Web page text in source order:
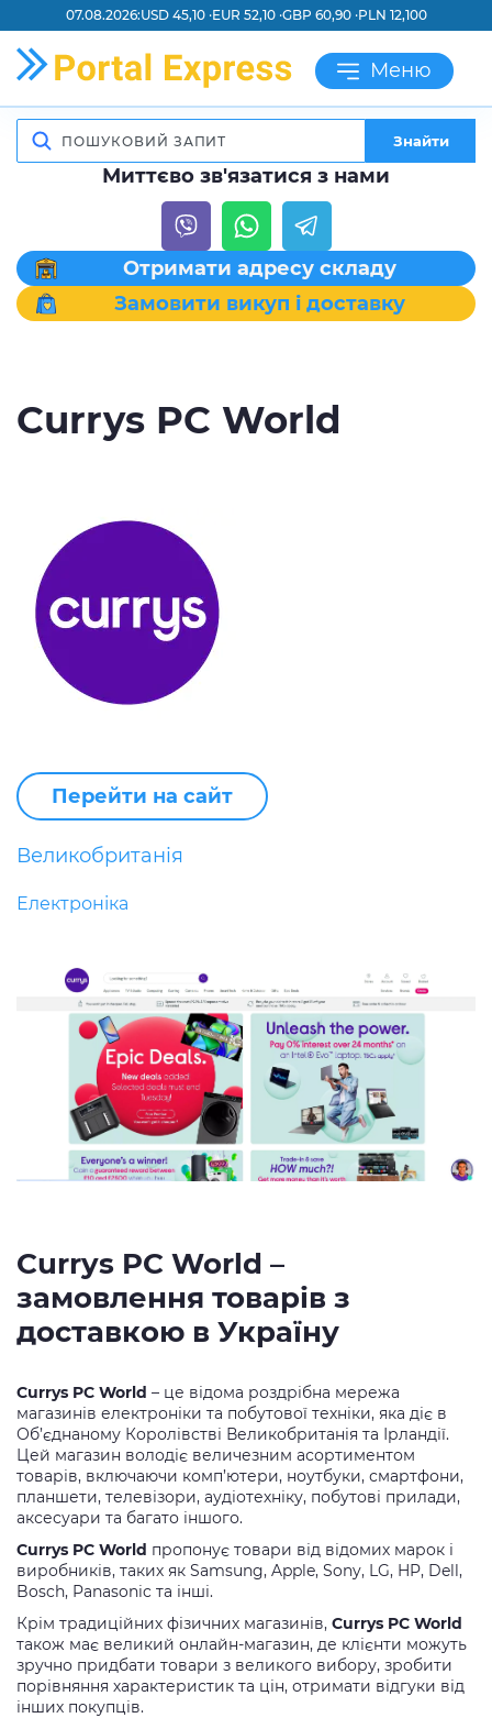
07.08.2026:USD 45,10 ·EUR 52,10 ·GBP 60,90 ·PLN 12,100
Меню
Знайти
Миттєво зв'язатися з нами
Отримати адресу складу
Замовити викуп і доставку
Currys PC World
Перейти на сайт
Великобританія
Електроніка
Currys PC World –
замовлення товарів з
доставкою в Україну
Currys PC World – це відома роздрібна мережа
магазинів електроніки та побутової техніки, яка діє в
Об’єднаному Королівстві Великобританія та Ірландії.
Цей магазин володіє величезним асортиментом
товарів, включаючи комп’ютери, ноутбуки, смартфони,
планшети, телевізори, аудіотехніку, побутові прилади,
аксесуари та багато іншого.
Currys PC World пропонує товари від відомих марок і
виробників, таких як Samsung, Apple, Sony, LG, HP, Dell,
Bosch, Panasonic та інші.
Крім традиційних фізичних магазинів, Currys PC World
також має великий онлайн-магазин, де клієнти можуть
зручно придбати товари з великого вибору, зробити
порівняння характеристик та цін, отримати відгуки від
інших покупців.